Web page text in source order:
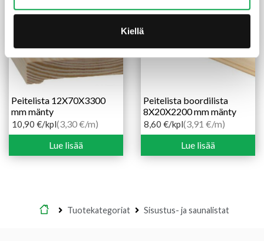
Kiellä
Peitelista 12X70X3300
mm mänty
10,90 €/kpl(3,30 €/m)
Lue lisää
Peitelista boordilista
8X20X2200 mm mänty
8,60 €/kpl(3,91 €/m)
Lue lisää
Etusivu
Tuotekategoriat Sisustus- ja saunalistat